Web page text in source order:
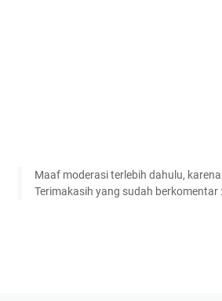
Maaf moderasi terlebih dahulu,
Terimakasih yang sudah berkomentar